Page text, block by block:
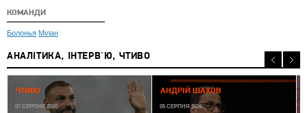
КОМАНДИ
Болонья Мілан
АНАЛІТИКА, ІНТЕРВ'Ю, ЧТИВО
ЧТИВО
07 СЕРПНЯ 2026
АНДРІЙ ШАХОВ
05 СЕРПНЯ 2026